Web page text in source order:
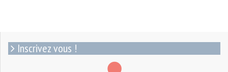
Inscrivez vous !